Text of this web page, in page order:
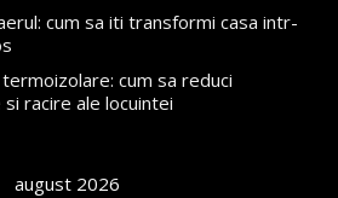
cum sa iti transformi casa intr-
cum sa reduci
racire ale locuintei
august 2026